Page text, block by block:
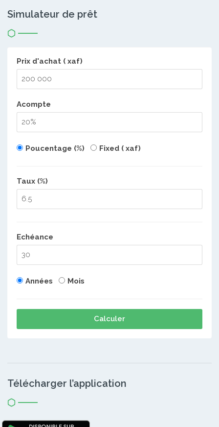
Simulateur de prêt
Prix d'achat ( xaf)
Acompte
Poucentage (%) Fixed ( xaf)
Taux (%)
Echéance
Années Mois
Calculer
Télécharger l’application